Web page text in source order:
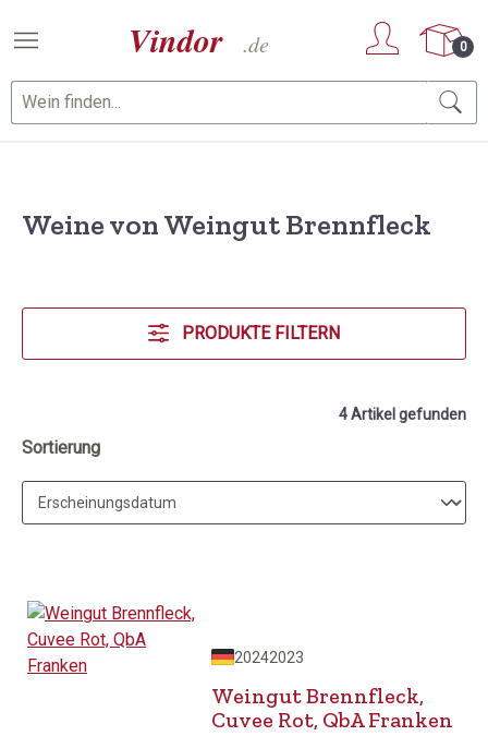
Zum Hauptinhalt springen
0
Weine von Weingut Brennfleck
PRODUKTE FILTERN
4 Artikel gefunden
Sortierung
20242023
Weingut Brennfleck,
Cuvee Rot, QbA Franken